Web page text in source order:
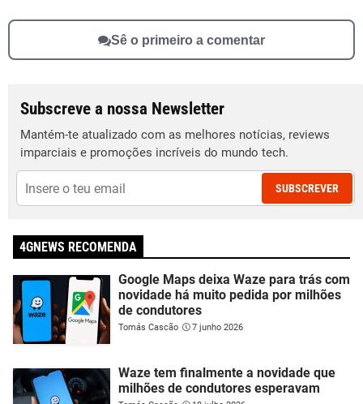
Sê o primeiro a comentar
Subscreve a nossa Newsletter
Mantém-te atualizado com as melhores notícias, reviews
imparciais e promoções incríveis do mundo tech.
SUBSCREVER
4GNEWS RECOMENDA
Google Maps deixa Waze para trás com
novidade há muito pedida por milhões
de condutores
Tomás Cascão 7 junho 2026
Waze tem finalmente a novidade que
milhões de condutores esperavam